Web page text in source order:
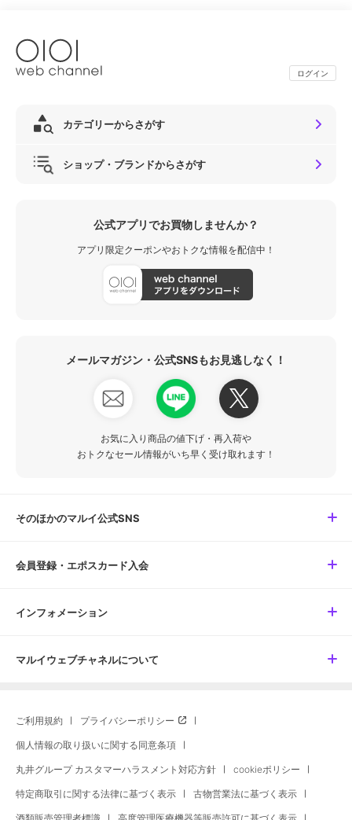
ログイン
カテゴリーからさがす
ショップ・ブランドからさがす
公式アプリでお買物しませんか？
アプリ限定クーポンやおトクな情報を配信中！
メールマガジン・公式SNSもお見逃しなく！
お気に入り商品の値下げ・再入荷や
おトクなセール情報がいち早く受け取れます！
そのほかのマルイ公式SNS
会員登録・エポスカード入会
インフォメーション
マルイウェブチャネルについて
ご利用規約 プライバシーポリシー
個人情報の取り扱いに関する同意条項
丸井グループ カスタマーハラスメント対応方針 cookieポリシー
特定商取引に関する法律に基づく表示 古物営業法に基づく表示